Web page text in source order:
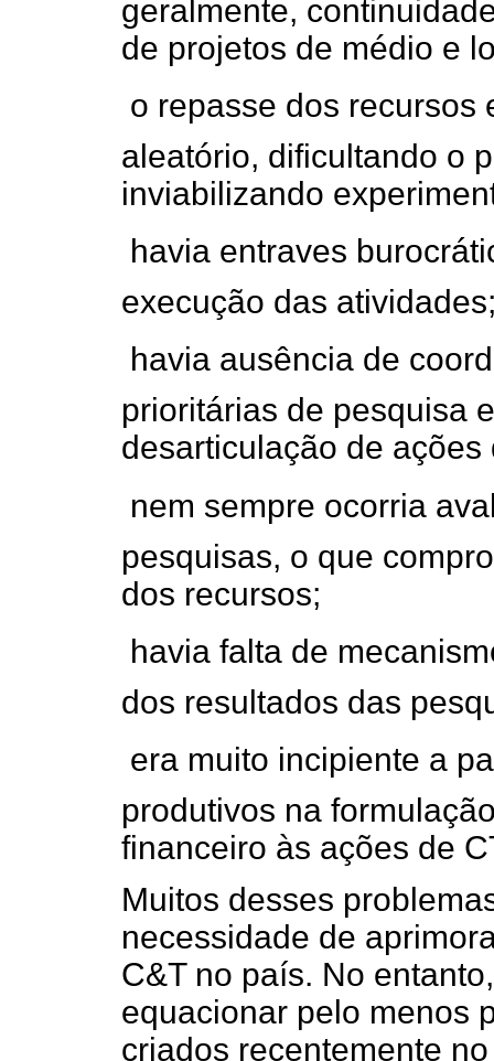
geralmente,
de projetos de médio e
 o repasse dos
aleatório, dificultando o
inviabilizando
 havia entraves
execução das
 havia ausência de
prioritárias de pesquisa
desarticulação de
 nem sempre ocorria
pesquisas, o que
dos recursos;
 havia falta de
dos resultados das
 era muito incipiente a
produtivos na
financeiro às ações de
Muitos desses
necessidade de
C&T no país. No
equacionar pelo menos
criados recentemente